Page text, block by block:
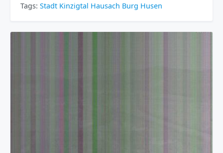
Tags: Stadt Kinzigtal Hausach Burg Husen